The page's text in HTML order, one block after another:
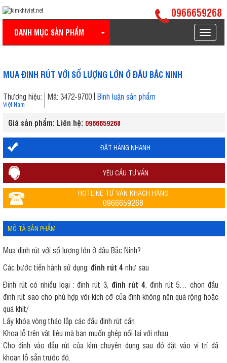
Toggle
DANH MỤC SẢN PHẨM
0966659268
MUA ĐINH RÚT VỚI SỐ LƯỢNG LỚN Ở ĐÂU BẮC NINH
Thương hiệu:
Việt Nam
Mã: 3472-9700 Bình luận sản phẩm
Giá sản phẩm: Liên hệ: 0966659268
ĐẶT HÀNG NHANH
YÊU CẦU TƯ VẤN
HOTLINE TƯ VẤN KHÁCH HÀNG
0966659268
MÔ TẢ SẢN PHẨM
Mua đinh rút với số lượng lớn ở đâu Bắc Ninh?
Các bước tiến hành sử dụng: đinh rút 4 như sau
Đinh rút có nhiều loại : đinh rút 3, đinh rút 4, đinh rút 5… chon đầu
đinh rút sao cho phù hợp với kích cỡ của đinh không nên quá rộng hoặc
quá khít/
Lấy khóa vòng tháo lắp các đầu đinh rút cần
Khoa lỗ trên vật liệu mà bạn muốn ghép nối lại với nhau
Cho đinh vào đầu rút của kìm chuyên dụng sau đó đặt vào vị trí đã
khoan lỗ sẵn trước đó.